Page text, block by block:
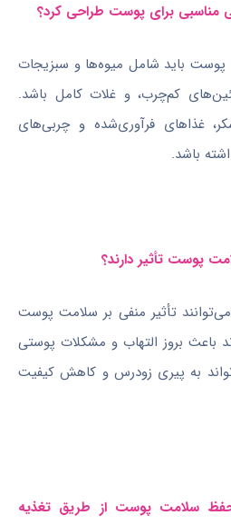
باید شامل میوه‌ها و سبزیجات
کم‌چرب، و غلات کامل باشد.
غذاهای فرآوری‌شده و چربی‌های
باشد.
تأثیر منفی بر سلامت پوست
باعث بروز التهاب و مشکلات پوستی
به پیری زودرس و کاهش کیفیت
حفظ سلامت پوست از طریق تغذیه